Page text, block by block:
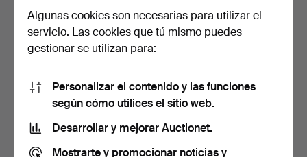
JARRÓN DE TALLER DE
CERÁMICA ELISABETH
GRO…
Subastado 25 may 2026
1 puja
FLORERO DE
PORCELANA PARA UNA
1 puja
Algunas cookies son necesarias para utilizar el
servicio. Las cookies que tú mismo puedes
gestionar se utilizan para:
Personalizar el contenido y las funciones
según cómo utilices el sitio web.
Desarrollar y mejorar Auctionet.
Mostrarte y promocionar noticias y